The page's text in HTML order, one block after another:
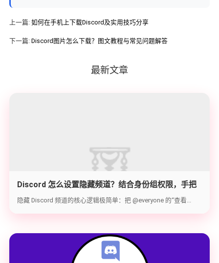
上一篇: 如何在手机上下载Discord及实用技巧分享
下一篇: Discord图片怎么下载？图文教程与常见问题解答
最新文章
Discord 怎么设置隐藏频道？结合身份组权限，手把
手教你打造 100% 私密的专属频道
隐藏 Discord 频道的核心逻辑极简单：把 @everyone 的“查看...